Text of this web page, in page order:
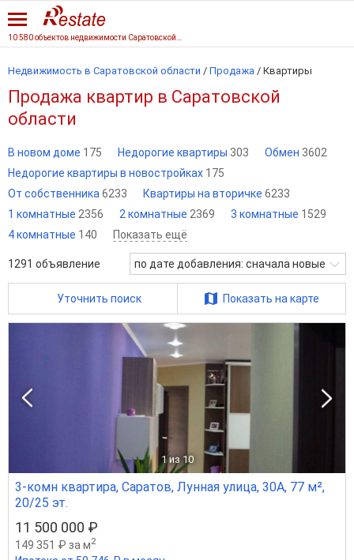
Недвижимость в Саратовской области / Продажа / Квартиры
Продажа квартир в Саратовской
области
В новом доме 175 Недорогие квартиры 303 Обмен 3602
Недорогие квартиры в новостройках 175
От собственника 6233 Квартиры на вторичке 6233
1 комнатные 2356 2 комнатные 2369 3 комнатные 1529
4 комнатные 140 Показать ещё
1291 объявление по дате добавления: сначала новые
Уточнить поиск Показать на карте
1 из 10
3-комн квартира, Саратов, Лунная улица, 30А, 77 м²,
20/25 эт.
11 500 000 ₽
149 351 ₽ за м2